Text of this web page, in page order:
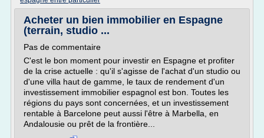
Acheter un bien immobilier en Espagne
(terrain, studio ...
Pas de commentaire
C'est le bon moment pour investir en Espagne et profiter
de la crise actuelle : qu'il s'agisse de l'achat d'un studio ou
d'une villa haut de gamme, le taux de rendement d'un
investissement immobilier espagnol est bon. Toutes les
régions du pays sont concernées, et un investissement
rentable à Barcelone peut aussi l'être à Marbella, en
Andalousie ou prêt de la frontière...